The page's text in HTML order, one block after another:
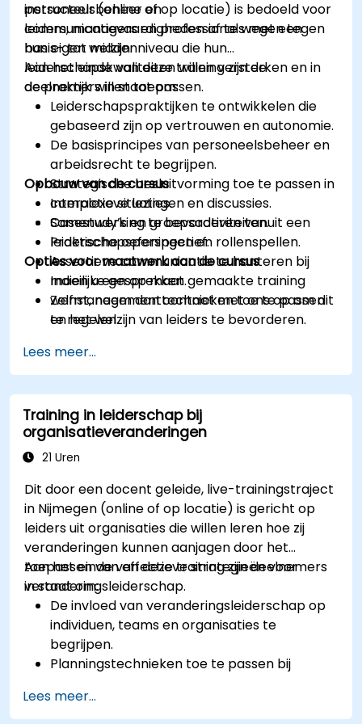
personeelsbeheer en
communicatievaardigheden af te wegen tegen
hun eigen welzijn.
instructeur (online of op locatie) is bedoeld voor
leiders, managers en professionals met een
basis- tot middenniveau die hun
leiderschapskwaliteiten willen versterken en in
de praktijk willen toepassen.
Aan het einde van deze training zijn de
deelnemers in staat om:
Leiderschapspraktijken te ontwikkelen die
gebaseerd zijn op vertrouwen en autonomie.
De basisprincipes van personeelsbeheer en
arbeidsrecht te begrijpen.
Strategische besluitvorming toe te passen in
complexe situaties.
Samenwerking te bevorderen vanuit een
leiderschapsperspectief.
Assertieve communicatie te hanteren bij
moeilijke gesprekken.
Zelfmanagementtechnieken toe te passen
en het welzijn van leiders te bevorderen.
Opbouw van de cursus
Interactieve lezingen en discussies.
Casestudy’s en groepsactiviteiten.
Praktische oefeningen en rollenspellen.
Opties voor maatwerk aan de cursus
Indien u een op maat gemaakte training
wenst, neem dan contact met ons op om dit
te regelen.
Lees meer...
Training in leiderschap bij
organisatieveranderingen
21 Uren
Dit door een docent geleide, live-trainingstraject
in Nijmegen (online of op locatie) is gericht op
leiders uit organisaties die willen leren hoe zij
veranderingen kunnen aanjagen door het
toepassen van effectieve strategieën voor
veranderingsleiderschap.
Aan het einde van deze training zijn deelnemers
in staat om:
De invloed van veranderingsleiderschap op
individuen, teams en organisaties te
begrijpen.
Planningstechnieken toe te passen bij
Organisatorische veranderingen effectief te
Lees meer...